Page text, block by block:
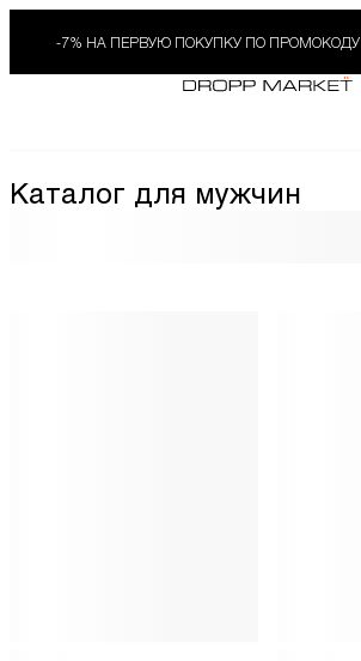
-7% НА ПЕРВУЮ ПОКУПКУ ПО ПРОМОКОДУ
Каталог для мужчин